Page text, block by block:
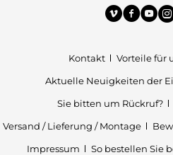
Kontakt
Vorteile für
Aktuelle Neuigkeiten der
Sie bitten um Rückruf?
Versand / Lieferung / Montage
Impressum
So bestellen Sie